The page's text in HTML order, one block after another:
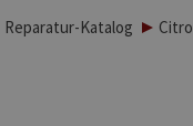
Reparatur-Katalog